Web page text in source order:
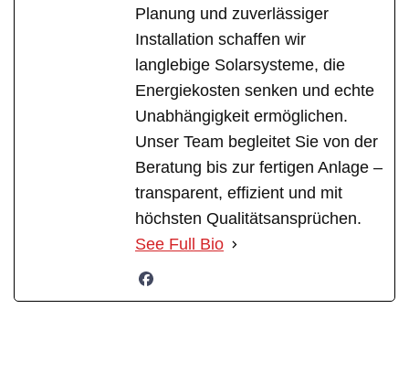
Planung und zuverlässiger
Installation schaffen wir
langlebige Solarsysteme, die
Energiekosten senken und echte
Unabhängigkeit ermöglichen.
Unser Team begleitet Sie von der
Beratung bis zur fertigen Anlage –
transparent, effizient und mit
höchsten Qualitätsansprüchen.
See Full Bio